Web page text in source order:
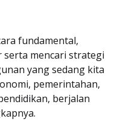
fundamental,
mencari strategi
yang sedang kita
pemerintahan,
berjalan